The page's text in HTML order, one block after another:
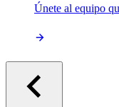
Únete al equipo